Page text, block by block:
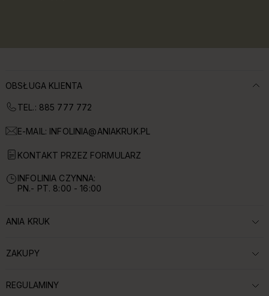
OBSŁUGA KLIENTA
TEL.: 885 777 772
E-MAIL: INFOLINIA@ANIAKRUK.PL
KONTAKT PRZEZ FORMULARZ
INFOLINIA CZYNNA:
PN.- PT. 8:00 - 16:00
ROZWIŃ SEKCJĘ:
ANIA KRUK
ROZWIŃ SEKCJĘ:
ZAKUPY
ROZWIŃ SEKCJĘ:
REGULAMINY